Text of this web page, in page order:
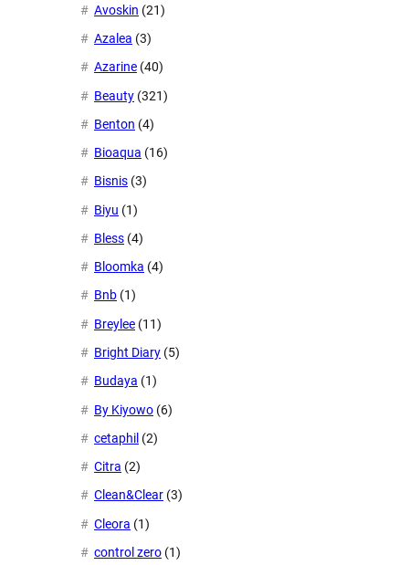
Avoskin (21)
Azalea (3)
Azarine (40)
Beauty (321)
Benton (4)
Bioaqua (16)
Bisnis (3)
Biyu (1)
Bless (4)
Bloomka (4)
Bnb (1)
Breylee (11)
Bright Diary (5)
Budaya (1)
By Kiyowo (6)
cetaphil (2)
Citra (2)
Clean&Clear (3)
Cleora (1)
control zero (1)